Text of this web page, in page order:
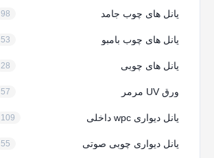
پانل های چوب جامد 98
پانل های چوب بامبو 53
پانل های چوبی 28
ورق UV مرمر 57
پانل دیواری wpc داخلی 109
پانل دیواری چوبی صوتی 55